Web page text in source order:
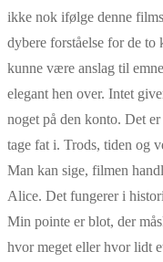
ikke nok ifølge denne
dybere forståelse for de
kunne være anslag til
elegant hen over. Intet
noget på den konto. Det
tage fat i. Trods, tiden og
Man kan sige, filmen
Alice. Det fungerer i
Min pointe er blot, der
hvor meget eller hvor lidt